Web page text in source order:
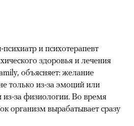
и психотерапевт
здоровья и лечения
объясняет: желание
только из-за эмоций или
за физиологии. Во время
организм вырабатывает сразу